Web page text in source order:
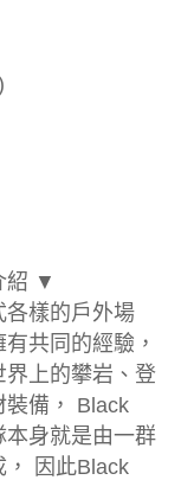
紹 ▼
各樣的戶外場
共同的經驗，
界上的攀岩、登
裝備， Black
本身就是由一群
， 因此Black